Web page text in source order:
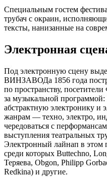
Специальным гостем
трубач с окраин,
тексты, нанизанные на
Электронная
Под электронную сцену
ВИНЗАВОДа 1856 года
по пространству,
за музыкальной программой:
абстрактную электронику и
жанрам — техно, электро,
чередоваться с
выступления театральных
Электронный лайнап в этом
среди которых Buttechno,
Теряева, Obgon, Philipp
Redkina) и другие.